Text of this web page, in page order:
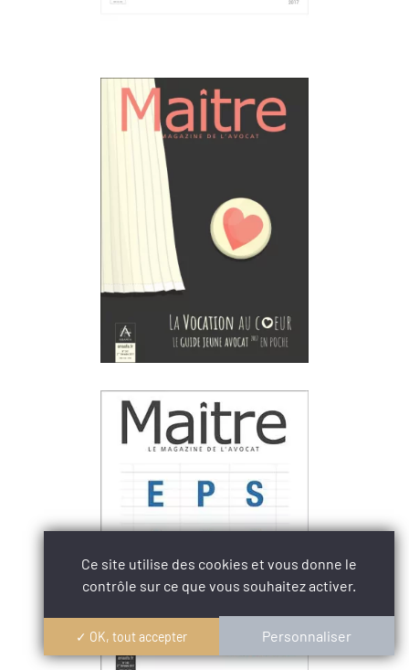
Ce site utilise des cookies et vous donne le
contrôle sur ce que vous souhaitez activer.
✓ OK, tout accepter Personnaliser